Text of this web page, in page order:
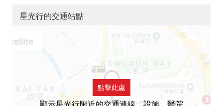
星光行的交通站點
點擊此處
顯示星光行附近的交通連線，設施，醫院